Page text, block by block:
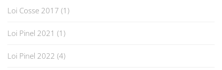
Loi Cosse 2017 (1)
Loi Pinel 2021 (1)
Loi Pinel 2022 (4)